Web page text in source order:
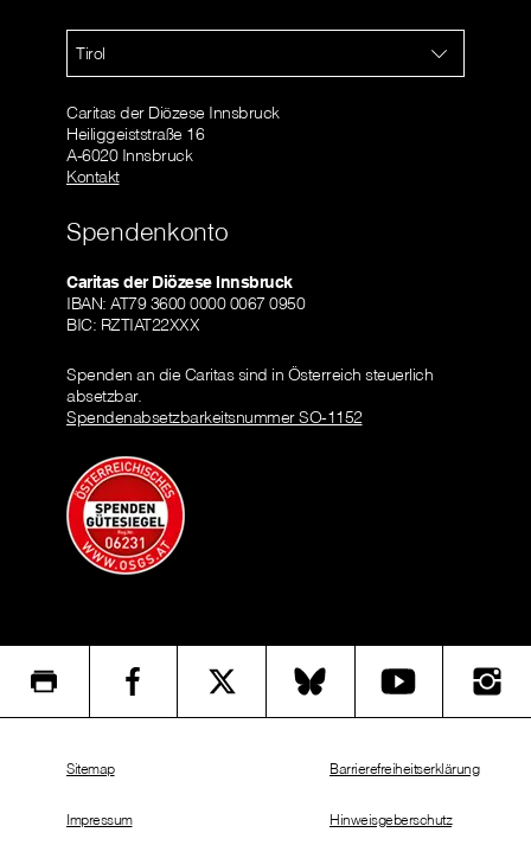
Tirol
Caritas der Diözese Innsbruck
Heiliggeiststraße 16
A-6020 Innsbruck
Kontakt
Spendenkonto
Caritas der Diözese Innsbruck
IBAN: AT79 3600 0000 0067 0950
BIC: RZTIAT22XXX
Spenden an die Caritas sind in Österreich steuerlich
absetzbar.
Spendenabsetzbarkeitsnummer SO-1152
Sitemap
Impressum
Barrierefreiheitserklärung
Hinweisgeberschutz